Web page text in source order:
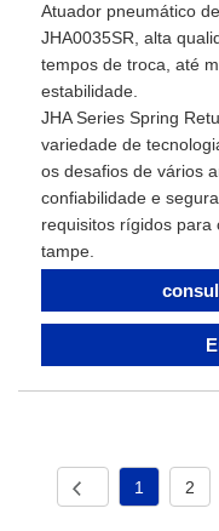
Atuador pneumático
JHA0035SR, alta
tempos de troca, até
estabilidade.
JHA Series Spring
variedade de
os desafios de vários
confiabilidade e
requisitos rígidos para
tampe.
1 2